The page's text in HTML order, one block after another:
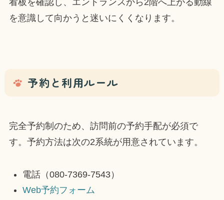
を意識して向かうと迷いにくくなります。
予約と利用ルール
完全予約制のため、訪問前の予約手配が必須で
す。予約方法は次の2系統が用意されています。
電話（080-7369-7543）
Web予約フォーム